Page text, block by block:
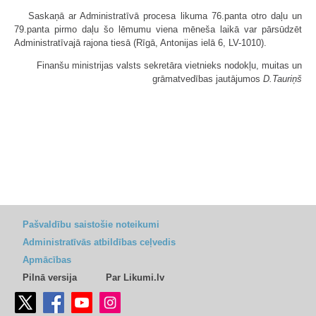
Saskaņā ar Administratīvā procesa likuma 76.panta otro daļu un
79.panta pirmo daļu šo lēmumu viena mēneša laikā var pārsūdzēt
Administratīvajā rajona tiesā (Rīgā, Antonijas ielā 6, LV-1010).
Finanšu ministrijas valsts sekretāra vietnieks nodokļu, muitas un
grāmatvedības jautājumos D.Tauriņš
Pašvaldību saistošie noteikumi
Administratīvās atbildības ceļvedis
Apmācības
Pilnā versija
Par Likumi.lv